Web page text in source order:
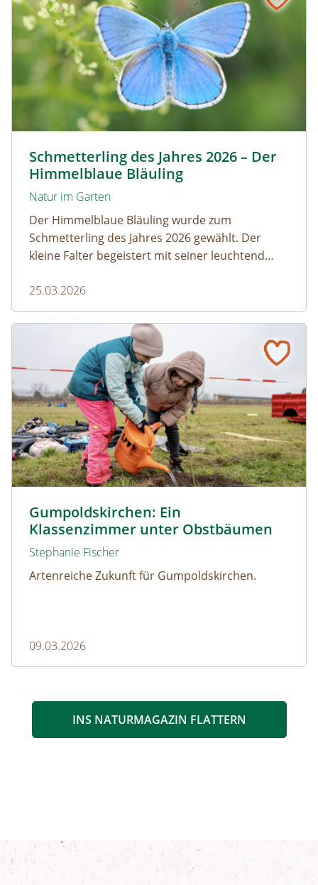
Schmetterling des Jahres 2026 – Der
Himmelblaue Bläuling
Natur im Garten
Der Himmelblaue Bläuling wurde zum
Schmetterling des Jahres 2026 gewählt. Der
kleine Falter begeistert mit seiner leuchtend
Zusammenspiel mit Ameisen.
25.03.2026
Gumpoldskirchen: Ein
Klassenzimmer unter Obstbäumen
Stephanie Fischer
Artenreiche Zukunft für Gumpoldskirchen.
09.03.2026
Gumpoldskirchen: Ein Klassenzimmer unter
INS NATURMAGAZIN FLATTERN